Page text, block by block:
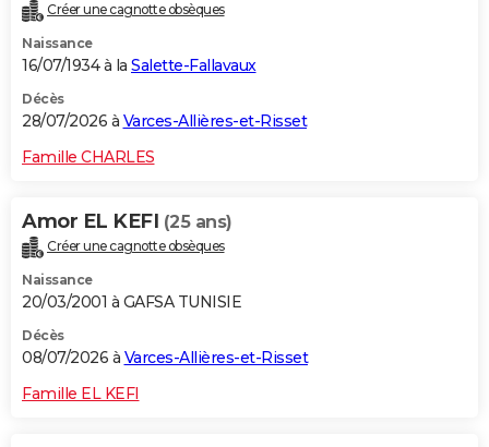
Destinations
City break
Voyage nature
Voyage de noces
Forum
Climat
+PHOTO
GUIDES D'ACHAT
BONS PLANS
CARTE DE VOEUX
Dictionnaire
Biographies
Citations
Expressions
Proverbes
PROGRAMME TV
COPAINS D'AVANT
S'inscrire
Se connecter
Lycées
Collèges
Primaires
Universités
Entreprises
Service militaire
Avis de recherche
AVIS DE DÉCÈS
Créer une cagnotte obsèques
Naissance
16/07/1934 à la Salette-Fallavaux
Décès
28/07/2026 à Varces-Allières-et-Risset
Famille CHARLES
Amor EL KEFI (25 ans)
Créer une cagnotte obsèques
Naissance
20/03/2001 à GAFSA TUNISIE
Décès
08/07/2026 à Varces-Allières-et-Risset
Famille EL KEFI